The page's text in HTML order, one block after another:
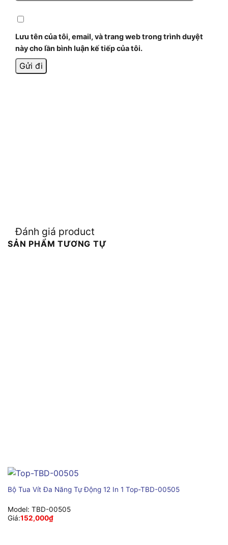
Lưu tên của tôi, email, và trang web trong trình duyệt
này cho lần bình luận kế tiếp của tôi.
Đánh giá product
SẢN PHẨM TƯƠNG TỰ
Bộ Tua Vít Đa Năng Tự Động 12 In 1 Top-TBD-00505
Model: TBD-00505
Giá:152,000₫